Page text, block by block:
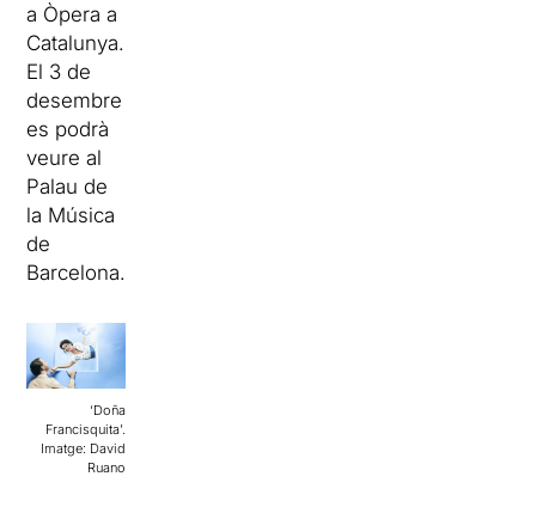
a Òpera a
Catalunya.
El 3 de
desembre
es podrà
veure al
Palau de
la Música
de
Barcelona.
‘Doña
Francisquita’.
Imatge: David
Ruano